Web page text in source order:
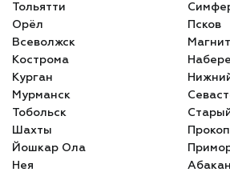
Тольятти
Орёл
Псков
Всеволжск
Кострома
Курган
Мурманск
Тобольск
Шахты
Йошкар Ола
Нея
Абакан